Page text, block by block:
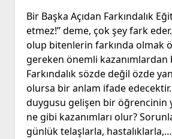
Çerez Politikası
İletişim
Bir Başka Açıdan Farkındalık
etmez!” deme, çok şey fark
olup bitenlerin farkında olmak
gereken önemli kazanımlardan
Farkındalık sözde değil özde
olursa bir anlam ifade edecektir.
duygusu gelişen bir öğrencinin
ne gibi kazanımları olur?
günlük telaşlarla, hastalıklarla,…